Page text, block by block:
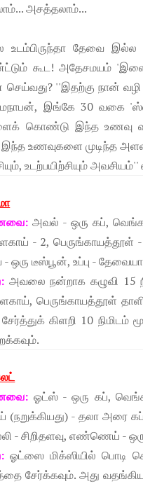
அசத்தலாம்...
தேவை இல்ல
கூட! அதேசமயம்
''இதற்கு நான்
இங்கே 30 வகை
கொண்டு இந்த உணவு
உணவுகளை முடிந்த
உடற்பயிற்சியும்
அவல் - ஒரு கப்,
- 2, பெருங்காயத்தூள்
டீஸ்பூன், உப்பு -
அவலை நன்றாக கழுவி 15
பெருங்காயத்தூள்
சேர்த்துக் கிளறி 10
ஓட்ஸ் - ஒரு கப்,
(நறுக்கியது) - தலா அரை
- சிறிதளவு, எண்ணெய் -
ஓட்ஸை மிக்ஸியில் பொடி
சேர்க்கவும். அது